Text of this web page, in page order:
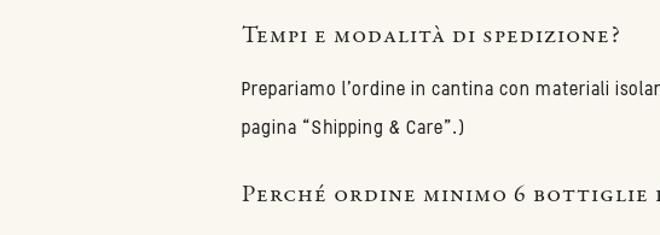
Tempi e modalità di spedizione?
Prepariamo l’ordine in cantina con materiali
pagina “Shipping & Care”.)
Perché ordine minimo 6 bottiglie